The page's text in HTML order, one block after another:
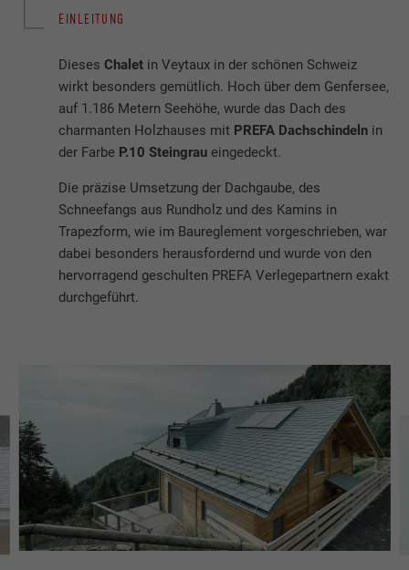
EINLEITUNG
DiesesChalet in Veytaux in der schönen Schweiz
wirkt besonders gemütlich. Hoch über dem Genfersee,
auf 1.186 Metern Seehöhe, wurde das Dach des
charmanten Holzhauses mit PREFA Dachschindeln in
der Farbe P.10 Steingrau eingedeckt.
Die präzise Umsetzung der Dachgaube, des
Schneefangs aus Rundholz und des Kamins in
Trapezform, wie im Baureglement vorgeschrieben, war
dabei besonders herausfordernd und wurde von den
hervorragend geschulten PREFA Verlegepartnern exakt
durchgeführt.